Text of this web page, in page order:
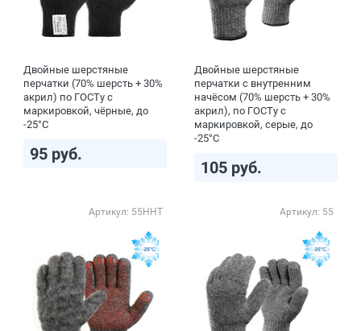
Двойные шерстяные
перчатки (70% шерсть + 30%
акрил) по ГОСТу с
маркировкой, чёрные, до
-25°С
95 руб.
Двойные шерстяные
перчатки с внутренним
начёсом (70% шерсть + 30%
акрил), по ГОСТу с
маркировкой, серые, до
-25°С
105 руб.
Артикул: 55ННТ Артикул: 55